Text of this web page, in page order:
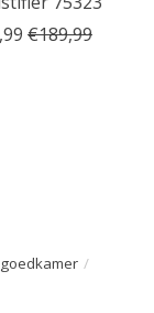
/
€189,99